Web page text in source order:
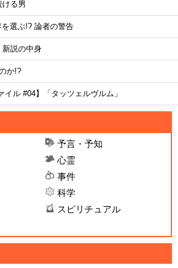
ける男
選ぶ!? 論者の警告
新説の中身
か!?
イル #04】「タッツェルヴルム」
予言・予知
心霊
事件
科学
スピリチュアル